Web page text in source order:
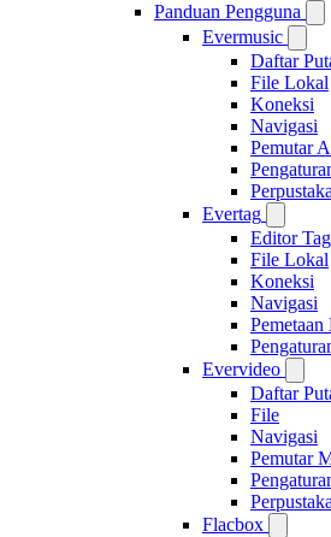
Panduan Pengguna
Evermusic
Daftar
File Lokal
Koneksi
Navigasi
Pemutar
Evertag
Editor Tag
File Lokal
Koneksi
Navigasi
Evervideo
Daftar
File
Navigasi
Pemutar
Flacbox